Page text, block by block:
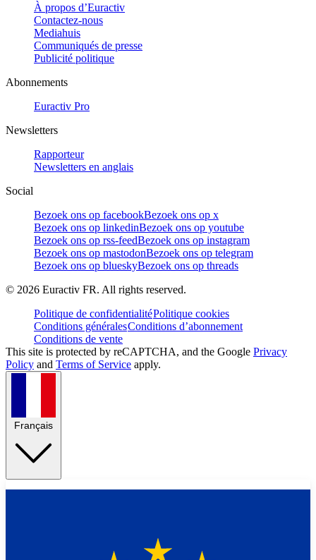
À propos d’Euractiv
Contactez-nous
Mediahuis
Communiqués de presse
Publicité politique
Abonnements
Euractiv Pro
Newsletters
Rapporteur
Newsletters en anglais
Social
Bezoek ons op facebookBezoek ons op x
Bezoek ons op linkedinBezoek ons op youtube
Bezoek ons op rss-feedBezoek ons op instagram
Bezoek ons op mastodonBezoek ons op telegram
Bezoek ons op blueskyBezoek ons op threads
© 2026 Euractiv FR. All rights reserved.
Politique de confidentialitéPolitique cookies
Conditions généralesConditions d’abonnement
Conditions de vente
This site is protected by reCAPTCHA, and the Google Privacy
Policy and Terms of Service apply.
Français